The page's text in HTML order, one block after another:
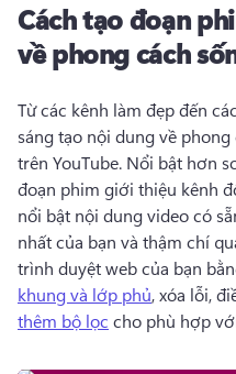
Cách tạo đoạn
về phong cách
Từ các kênh làm đẹp đến
sáng tạo nội dung về
trên YouTube. Nổi bật hơn
đoạn phim giới thiệu kênh
nổi bật nội dung video có
nhất của bạn và thậm chí
trình duyệt web của bạn
khung và lớp phủ, xóa lỗi,
thêm bộ lọc cho phù hợp